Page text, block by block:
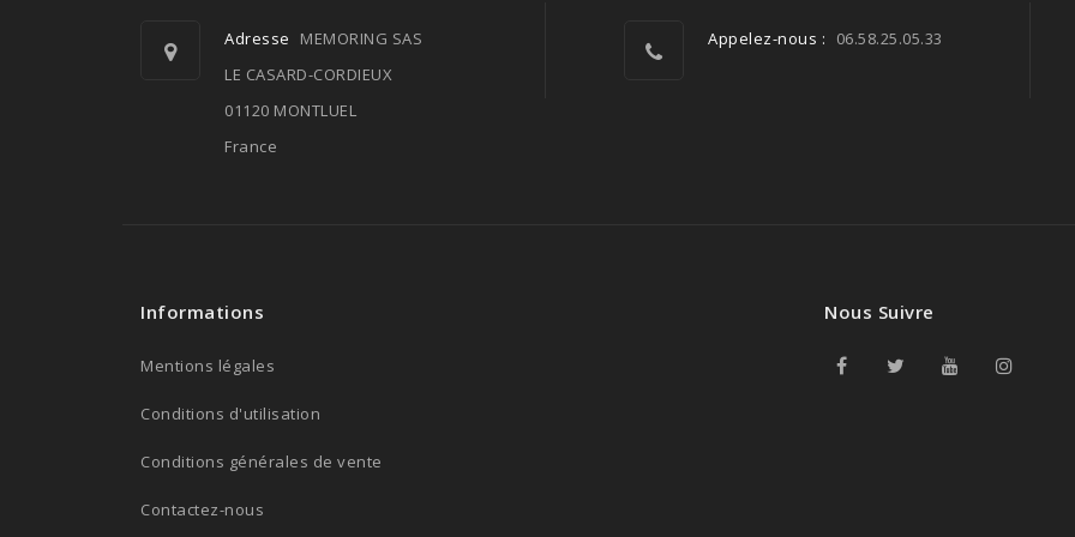
Adresse
MEMORING SAS
LE CASARD-CORDIEUX
01120 MONTLUEL
France
Appelez-nous : 06.58.25.05.33
Informations
Mentions légales
Conditions d'utilisation
Conditions générales de vente
Contactez-nous
Nous Suivre